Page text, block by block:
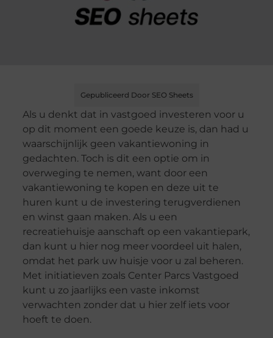
Gepubliceerd Door SEO Sheets
Als u denkt dat in vastgoed investeren voor u
op dit moment een goede keuze is, dan had u
waarschijnlijk geen vakantiewoning in
gedachten. Toch is dit een optie om in
overweging te nemen, want door een
vakantiewoning te kopen en deze uit te
huren kunt u de investering terugverdienen
en winst gaan maken. Als u een
recreatiehuisje aanschaft op een vakantiepark,
dan kunt u hier nog meer voordeel uit halen,
omdat het park uw huisje voor u zal beheren.
Met initiatieven zoals Center Parcs Vastgoed
kunt u zo jaarlijks een vaste inkomst
verwachten zonder dat u hier zelf iets voor
hoeft te doen.